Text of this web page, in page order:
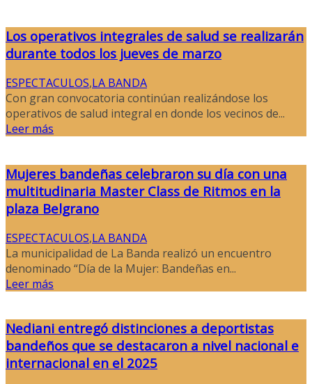
Los operativos integrales de salud se realizarán
durante todos los jueves de marzo
ESPECTACULOS,LA BANDA
Con gran convocatoria continúan realizándose los
operativos de salud integral en donde los vecinos de...
Leer más
Mujeres bandeñas celebraron su día con una
multitudinaria Master Class de Ritmos en la
plaza Belgrano
ESPECTACULOS,LA BANDA
La municipalidad de La Banda realizó un encuentro
denominado “Día de la Mujer: Bandeñas en...
Leer más
Nediani entregó distinciones a deportistas
bandeños que se destacaron a nivel nacional e
internacional en el 2025